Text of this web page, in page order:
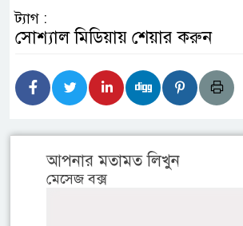
ট্যাগ :
সোশ্যাল মিডিয়ায় শেয়ার করুন
আপনার মতামত লিখুন
মেসেজ বক্স